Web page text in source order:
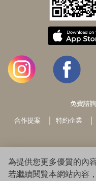
免費諮
合作提案 特約企業
為提供您更多優質的內
若繼續閱覽本網站內容